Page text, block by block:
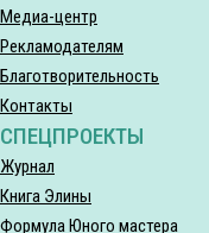
Медиа-центр
Рекламодателям
Благотворительность
Контакты
СПЕЦПРОЕКТЫ
Журнал
Книга Элины
Формула Юного мастера